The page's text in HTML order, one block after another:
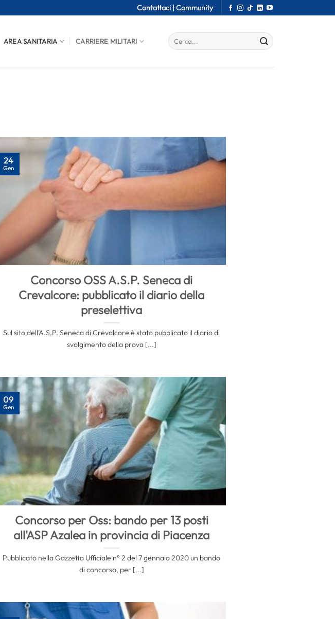
Contattaci | Community
AREA SANITARIA CARRIERE MILITARI
Concorso OSS A.S.P. Seneca di
Crevalcore: pubblicato il diario della
preselettiva
Sul sito dell’A.S.P. Seneca di Crevalcore è stato pubblicato il diario di
svolgimento della prova [...]
24
Gen
Concorso per Oss: bando per 13 posti
all'ASP Azalea in provincia di Piacenza
Pubblicato nella Gazzetta Ufficiale n° 2 del 7 gennaio 2020 un bando
di concorso, per [...]
09
Gen